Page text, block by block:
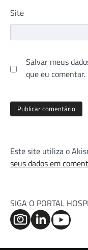
Site
Salvar meus
que eu comentar.
Este site utiliza o
seus dados em
SIGA O PORTAL